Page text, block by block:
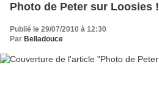
Photo de Peter sur Loosies !
Publié le 29/07/2010 à 12:30
Par Belladouce